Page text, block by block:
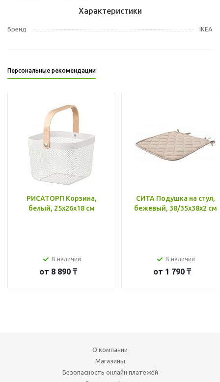
Характеристики
Бренд IKEA
Персональные рекомендации
РИСАТОРП Корзина,
белый, 25x26x18 см
В наличии
от 8 890 ₸
СИТА Подушка на стул,
бежевый, 38/35x38x2 см
В наличии
от 1 790 ₸
О компании
Магазины
Безопасность онлайн платежей